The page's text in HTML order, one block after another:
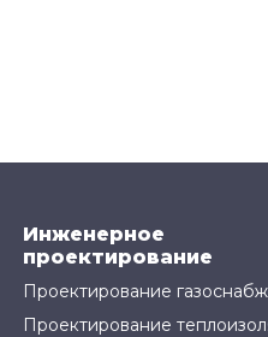
Инженерное
проектирование
Проектирование
Проектирование